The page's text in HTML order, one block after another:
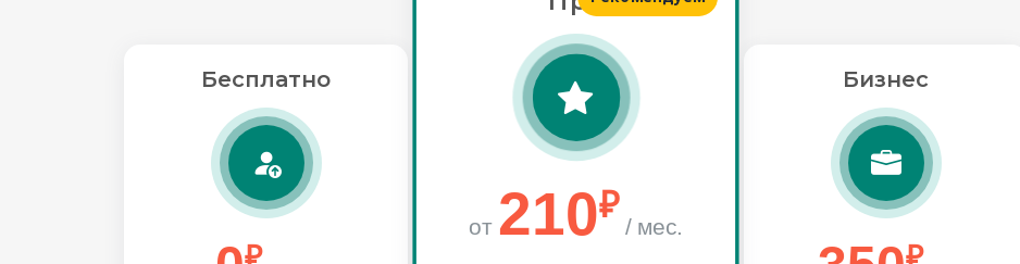
Бесплатно
₽
от 210₽
/ мес.
Бизнес
₽